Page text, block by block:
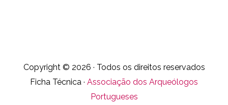
Copyright © 2026 · Todos os direitos reservados
Ficha Técnica · Associação dos Arqueólogos
Portugueses